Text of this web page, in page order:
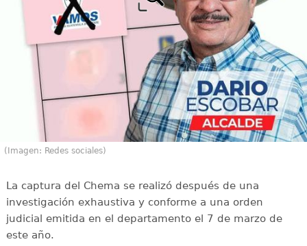
(Imagen: Redes sociales)
La captura del Chema se realizó después de una
investigación exhaustiva y conforme a una orden
judicial emitida en el departamento el 7 de marzo de
este año.